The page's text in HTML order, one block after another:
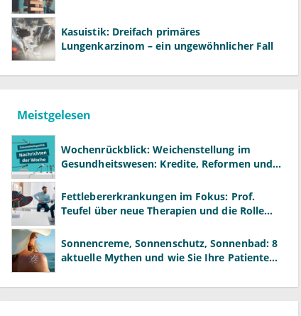
Kasuistik: Dreifach primäres
Lungenkarzinom – ein ungewöhnlicher Fall
Meistgelesen
Wochenrückblick: Weichenstellung im
Gesundheitswesen: Kredite, Reformen und
Fettlebererkrankungen im Fokus: Prof.
Teufel über neue Therapien und die Rolle
Sonnencreme, Sonnenschutz, Sonnenbad: 8
aktuelle Mythen und wie Sie Ihre Patienten